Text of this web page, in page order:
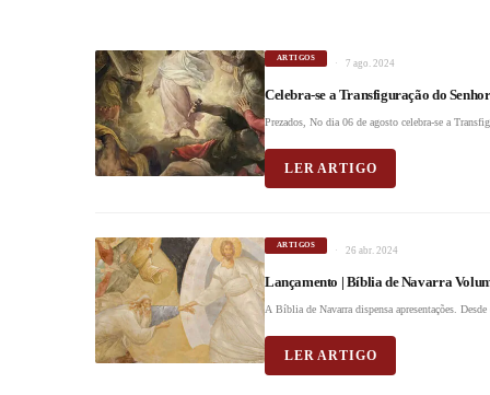
ARTIGOS 7 ago. 2024
Celebra-se a Transfiguração do Senhor
Prezados, No dia 06 de agosto celebra-se a
LER ARTIGO
ARTIGOS 26 abr. 2024
Lançamento | Bíblia de Navarra
A Bíblia de Navarra dispensa apresentações.
LER ARTIGO